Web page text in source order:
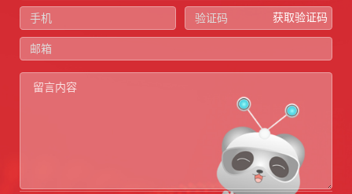
获取验证码